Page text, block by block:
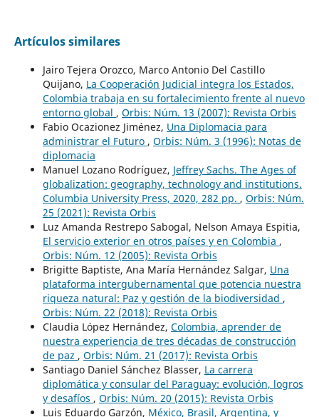
Artículos similares
Jairo Tejera Orozco, Marco Antonio Del Castillo
Quijano, La Cooperación Judicial integra los Estados,
Colombia trabaja en su fortalecimiento frente al nuevo
entorno global , Orbis: Núm. 13 (2007): Revista Orbis
Fabio Ocazionez Jiménez, Una Diplomacia para
administrar el Futuro , Orbis: Núm. 3 (1996): Notas de
diplomacia
Manuel Lozano Rodríguez, Jeffrey Sachs. The Ages of
globalization: geography, technology and institutions.
Columbia University Press, 2020, 282 pp. , Orbis: Núm.
25 (2021): Revista Orbis
Luz Amanda Restrepo Sabogal, Nelson Amaya Espitia,
El servicio exterior en otros países y en Colombia ,
Orbis: Núm. 12 (2005): Revista Orbis
Brigitte Baptiste, Ana María Hernández Salgar, Una
plataforma intergubernamental que potencia nuestra
riqueza natural: Paz y gestión de la biodiversidad ,
Orbis: Núm. 22 (2018): Revista Orbis
Claudia López Hernández, Colombia, aprender de
nuestra experiencia de tres décadas de construcción
de paz , Orbis: Núm. 21 (2017): Revista Orbis
Santiago Daniel Sánchez Blasser, La carrera
diplomática y consular del Paraguay: evolución, logros
y desafíos , Orbis: Núm. 20 (2015): Revista Orbis
Luis Eduardo Garzón, México, Brasil, Argentina, y